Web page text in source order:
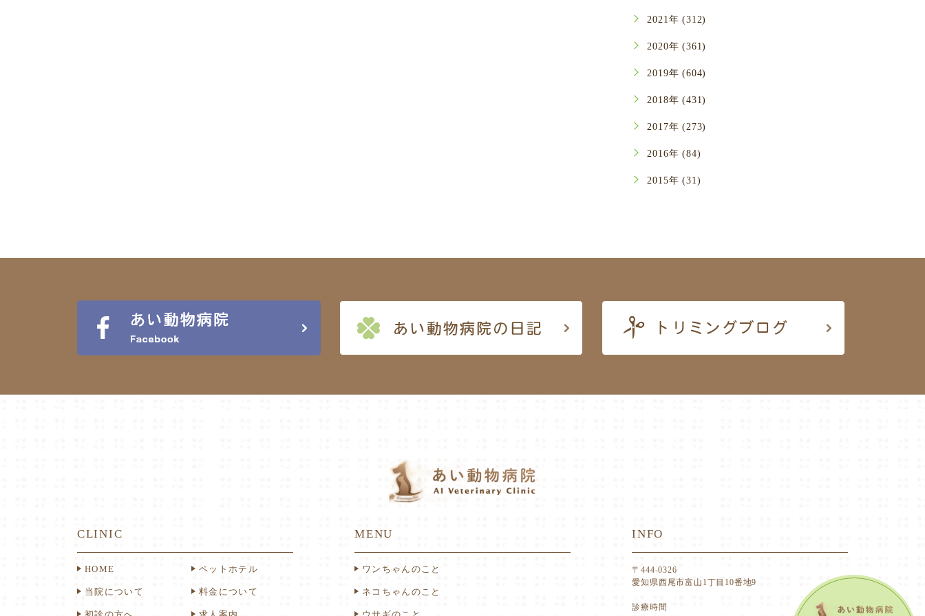
2021年 (312)
2020年 (361)
2019年 (604)
2018年 (431)
2017年 (273)
2016年 (84)
2015年 (31)
CLINIC
HOME
当院について
ペットホテル
料金について
MENU
ワンちゃんのこと
ネコちゃんのこと
INFO
〒444-0326
愛知県西尾市富山1丁目10番地9
診療時間